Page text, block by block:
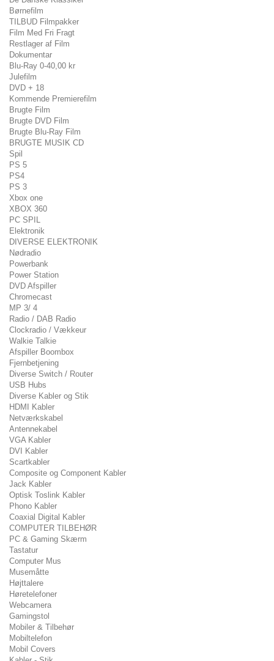
Børnefilm
TILBUD Filmpakker
Film Med Fri Fragt
Restlager af Film
Dokumentar
Blu-Ray 0-40,00 kr
Julefilm
DVD + 18
Kommende Premierefilm
Brugte Film
Brugte DVD Film
Brugte Blu-Ray Film
BRUGTE MUSIK CD
Spil
PS 5
PS4
PS 3
Xbox one
XBOX 360
PC SPIL
Elektronik
DIVERSE ELEKTRONIK
Nødradio
Powerbank
Power Station
DVD Afspiller
Chromecast
MP 3/ 4
Radio / DAB Radio
Clockradio / Vækkeur
Walkie Talkie
Afspiller Boombox
Fjernbetjening
Diverse Switch / Router
USB Hubs
Diverse Kabler og Stik
HDMI Kabler
Netværkskabel
Antennekabel
VGA Kabler
DVI Kabler
Scartkabler
Composite og Component Kabler
Jack Kabler
Optisk Toslink Kabler
Phono Kabler
Coaxial Digital Kabler
COMPUTER TILBEHØR
PC & Gaming Skærm
Tastatur
Computer Mus
Musemåtte
Højttalere
Høretelefoner
Webcamera
Gamingstol
Mobiler & Tilbehør
Mobiltelefon
Mobil Covers